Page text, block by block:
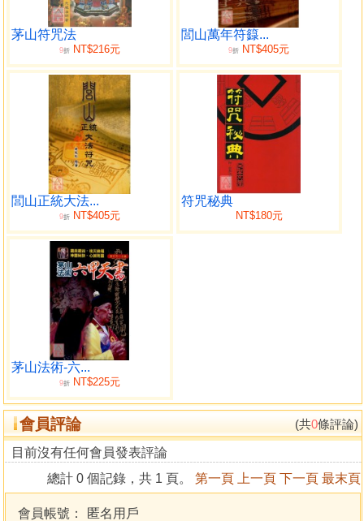
茅山符咒法
9折NT$216元
閭山萬年符籙...
9折 NT$405元
閭山正統大法...
9折NT$405元
符咒秘典
NT$180元
茅山法術-六...
9折NT$225元
會員評論 (共0條評論)
目前沒有任何會員發表評論
總計 0 個記錄，共 1 頁。 第一頁 上一頁 下一頁 最末頁
會員帳號：
匿名用戶